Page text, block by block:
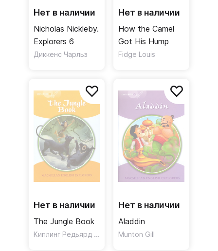
Нет в наличии
Nicholas Nickleby.
Explorers 6
Диккенс Чарльз
Нет в наличии
How the Camel
Got His Hump
Fidge Louis
Нет в наличии
The Jungle Book
Киплинг Редьярд Джозеф
Нет в наличии
Aladdin
Munton Gill